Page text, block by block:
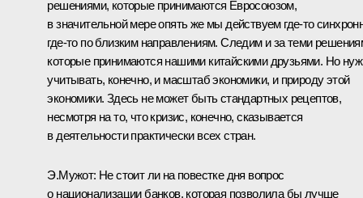
решениями, которые принимаются Евросоюзом,
в значительной мере опять же мы действуем где‑то
где‑то по близким направлениям. Следим и за теми
которые принимаются нашими китайскими друзьями. Но
учитывать, конечно, и масштаб экономики, и природу этой
экономики. Здесь не может быть стандартных рецептов,
несмотря на то, что кризис, конечно, сказывается
в деятельности практически всех стран.
Э.Мужот: Не стоит ли на повестке дня вопрос
о национализации банков, которая позволила бы лучше